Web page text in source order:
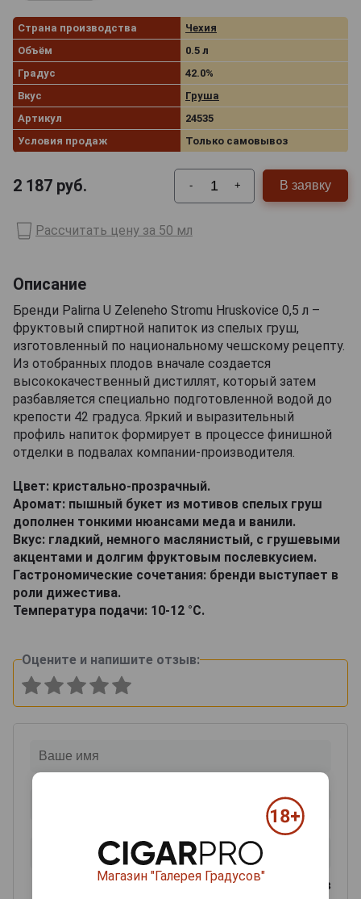
Страна производства
Чехия
Объём
0.5 л
Градус
42.0%
Вкус
Груша
Артикул
24535
Условия продаж
Только самовывоз
2 187 руб. - + В заявку
Рассчитать цену за 50 мл
Описание
Бренди Palirna U Zeleneho Stromu Hruskovice 0,5 л –
фруктовый спиртной напиток из спелых груш,
изготовленный по национальному чешскому рецепту.
Из отобранных плодов вначале создается
высококачественный дистиллят, который затем
разбавляется специально подготовленной водой до
крепости 42 градуса. Яркий и выразительный
профиль напиток формирует в процессе финишной
отделки в подвалах компании-производителя.
Цвет: кристально-прозрачный.
Аромат: пышный букет из мотивов спелых груш
дополнен тонкими нюансами меда и ванили.
Вкус: гладкий, немного маслянистый, с грушевыми
акцентами и долгим фруктовым послевкусием.
Гастрономические сочетания: бренди выступает в
роли дижестива.
Температура подачи: 10-12 °С.
Оцените и напишите отзыв:
0из 2000 знаков
Магазин "Галерея Градусов"